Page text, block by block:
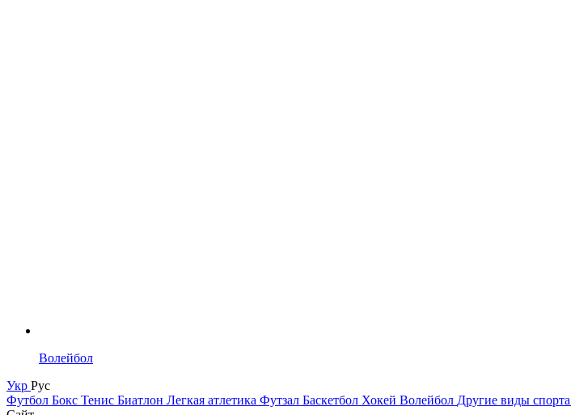
Волейбол
Укр Рус
Футбол Бокс Тенис Биатлон Легкая атлетика Футзал Баскетбол Хокей Волейбол Другие виды спорта